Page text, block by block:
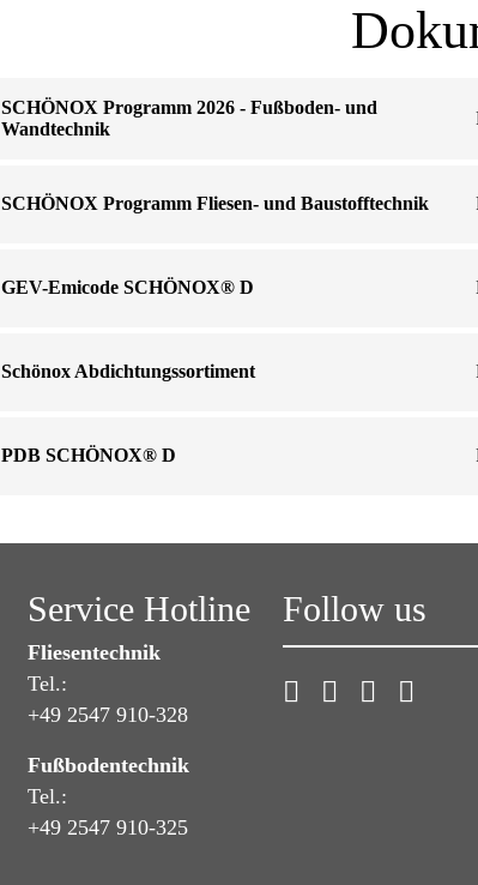
SCHÖNOX Programm 2026 - Fußboden- und
Wandtechnik
SCHÖNOX Programm Fliesen- und Baustofftechnik
GEV-Emicode SCHÖNOX® D
Schönox Abdichtungssortiment
PDB SCHÖNOX® D
Service Hotline
Fliesentechnik
Tel.:
+49 2547 910-328
Fußbodentechnik
Tel.:
+49 2547 910-325
Follow us